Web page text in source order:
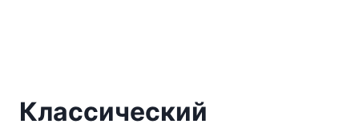
Классический